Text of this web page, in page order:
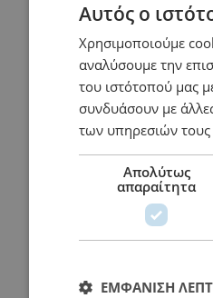
Αυτός ο
Χρησιμοποιούμε
αναλύσουμε την
του ιστότοπού μας
συνδυάσουν με
των υπηρεσιών
Απολύτως
απαραίτητα
ΕΜΦΆΝΙΣΗ